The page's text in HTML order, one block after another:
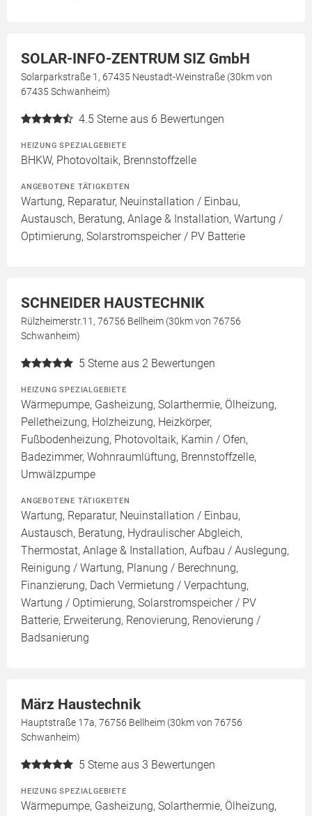
SOLAR-INFO-ZENTRUM SIZ GmbH
Solarparkstraße 1, 67435 Neustadt-Weinstraße (30km von
67435 Schwanheim)
4.5 Sterne aus 6 Bewertungen
HEIZUNG SPEZIALGEBIETE
BHKW, Photovoltaik, Brennstoffzelle
ANGEBOTENE TÄTIGKEITEN
Wartung, Reparatur, Neuinstallation / Einbau,
Austausch, Beratung, Anlage & Installation, Wartung /
Optimierung, Solarstromspeicher / PV Batterie
SCHNEIDER HAUSTECHNIK
Rülzheimerstr.11, 76756 Bellheim (30km von 76756
Schwanheim)
5 Sterne aus 2 Bewertungen
HEIZUNG SPEZIALGEBIETE
Wärmepumpe, Gasheizung, Solarthermie, Ölheizung,
Pelletheizung, Holzheizung, Heizkörper,
Fußbodenheizung, Photovoltaik, Kamin / Ofen,
Badezimmer, Wohnraumlüftung, Brennstoffzelle,
Umwälzpumpe
ANGEBOTENE TÄTIGKEITEN
Wartung, Reparatur, Neuinstallation / Einbau,
Austausch, Beratung, Hydraulischer Abgleich,
Thermostat, Anlage & Installation, Aufbau / Auslegung,
Reinigung / Wartung, Planung / Berechnung,
Finanzierung, Dach Vermietung / Verpachtung,
Wartung / Optimierung, Solarstromspeicher / PV
Batterie, Erweiterung, Renovierung, Renovierung /
Badsanierung
März Haustechnik
Hauptstraße 17a, 76756 Bellheim (30km von 76756
Schwanheim)
5 Sterne aus 3 Bewertungen
HEIZUNG SPEZIALGEBIETE
Wärmepumpe, Gasheizung, Solarthermie, Ölheizung,